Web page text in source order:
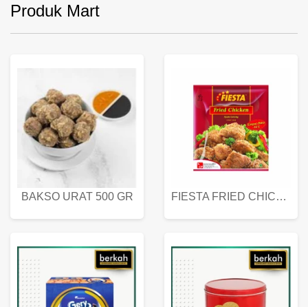
Produk Mart
BAKSO URAT 500 GR FIESTA FRIED CHICKEN 500 GR